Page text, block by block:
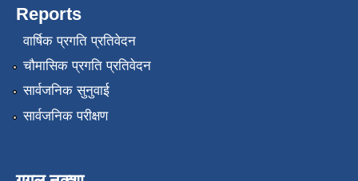
Reports
वार्षिक प्रगति प्रतिवेदन
चौमासिक प्रगति प्रतिवेदन
सार्वजनिक सुनुवाई
सार्वजनिक परीक्षण